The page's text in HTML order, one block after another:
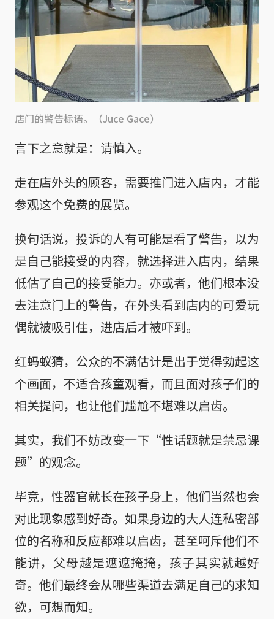
店门的警告标语。（Juce Gace）
言下之意就是：请慎入。
走在店外头的顾客，需要推门进入店内，才能
参观这个免费的展览。
换句话说，投诉的人有可能是看了警告，以为
是自己能接受的内容，就选择进入店内，结果
低估了自己的接受能力。亦或者，他们根本没
去注意门上的警告，在外头看到店内的可爱玩
偶就被吸引住，进店后才被吓到。
红蚂蚁猜，公众的不满估计是出于觉得勃起这
个画面，不适合孩童观看，而且面对孩子们的
相关提问，也让他们尴尬不堪难以启齿。
其实，我们不妨改变一下“性话题就是禁忌课
题”的观念。
毕竟，性器官就长在孩子身上，他们当然也会
对此现象感到好奇。如果身边的大人连私密部
位的名称和反应都难以启齿，甚至呵斥他们不
能讲，父母越是遮遮掩掩，孩子其实就越好
奇。他们最终会从哪些渠道去满足自己的求知
欲，可想而知。